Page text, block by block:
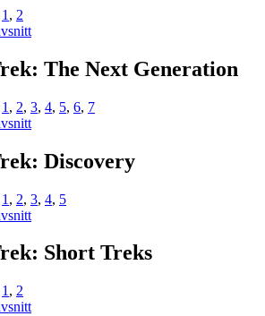
1 , 2
The Next Generation
1 , 2, 3, 4, 5, 6, 7
Discovery
1 , 2, 3, 4, 5
Short Treks
1 , 2